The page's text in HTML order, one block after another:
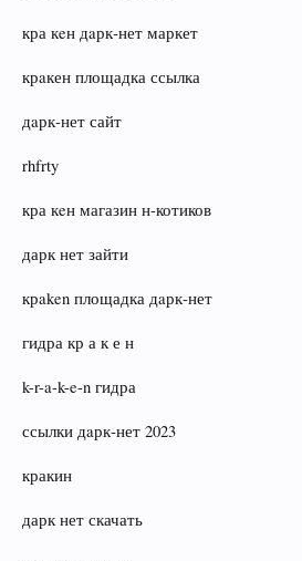
кра кeн дaрк‑нет маркет
крaкен площадка ссылка
дaрк‑нет сайт
rhfrty
кра кeн магазин н‑котиков
дарк нет зайти
крaken площадка дaрк‑нет
гидра кр а к е н
k-r-a-k-e-n гидра
ссылки дaрк‑нет 2023
кракин
дарк нет скачать